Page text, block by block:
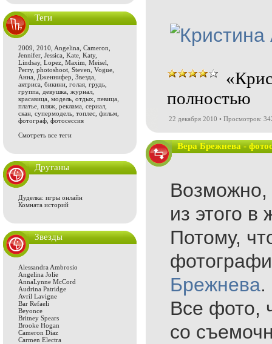
Теги
2009 2010 Angelina Cameron
Jennifer Jessica Kate Katy,
Lindsay, Lopez Maxim Meisel
Perry, photoshoot Steven Vogue
Анна
Дженнифер Звезда
актриса бикини голая грудь
группа
девушка журнал
красавица модель отдых певица
платье пляж реклама сериал
скан супермодель топлес фильм
фотограф фотосессия
Смотреть все теги
Друганы
Дуделка: игры онлайн
Комната историй
Звезды
Alessandra Ambrosio
Angelina Jolie
AnnaLynne McCord
Audrina Patridge
Avril Lavigne
Bar Refaeli
Beyonce
Britney Spears
Brooke Hogan
Cameron Diaz
Carmen Electra
полностью
22 декабря 2010 • Просмотров:
Вера Брежнева -
Возможно,
из этого в
Потому,
Брежнева.
Все фото,
со